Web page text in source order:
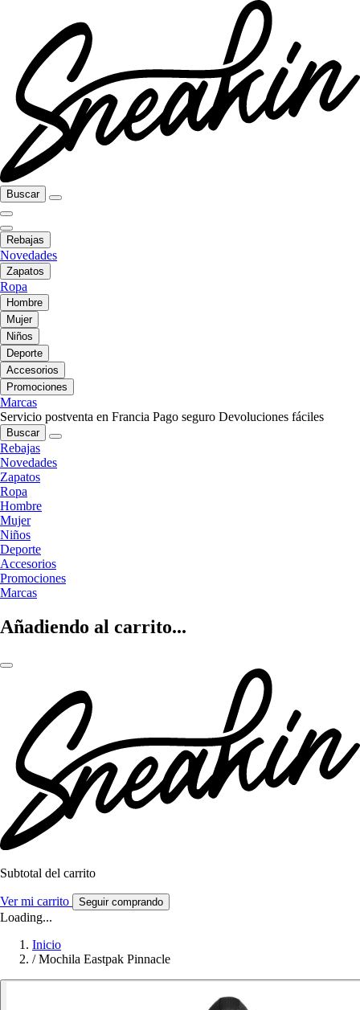
Buscar
Rebajas
Novedades
Zapatos
Ropa
Hombre
Mujer
Niños
Deporte
Accesorios
Promociones
Marcas
Servicio postventa en Francia Pago seguro Devoluciones fáciles
Buscar
Rebajas
Novedades
Zapatos
Ropa
Hombre
Mujer
Niños
Deporte
Accesorios
Promociones
Marcas
Añadiendo al carrito...
Subtotal del carrito
Ver mi carrito Seguir comprando
Loading...
Inicio
/ Mochila Eastpak Pinnacle